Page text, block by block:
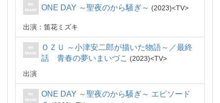
ONE DAY ～聖夜のから騒ぎ～ 2023 TV
出演：笛花ミズキ
ＯＺＵ ～小津安二郎が描いた物語～／最終
話 青春の夢いまいづこ
2023
TV
出演
ONE DAY ～聖夜のから騒ぎ～ エピソード